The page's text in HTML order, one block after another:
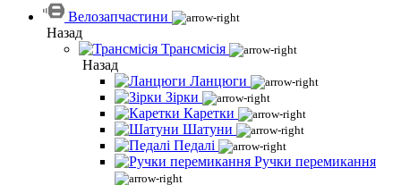
Велозапчастини
Назад
Трансмісія
Назад
Ланцюги
Зірки
Каретки
Шатуни
Педалі
Ручки перемикання